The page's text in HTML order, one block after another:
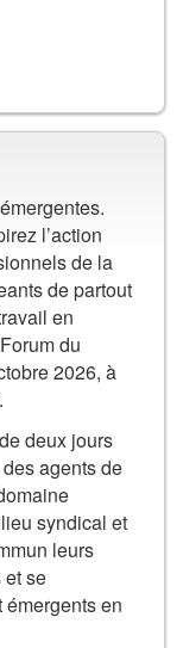
l’action
de la
de partout
en
du
2026, à
deux jours
agents de
syndical et
leurs
se
en